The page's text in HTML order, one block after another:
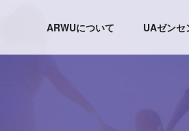
ARWUについて UAゼンセ